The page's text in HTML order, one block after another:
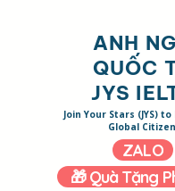
ANH
QUỐC
JYS
​Join Your Stars (JYS) to
Global
ZALO
🎁 Quà Tặng